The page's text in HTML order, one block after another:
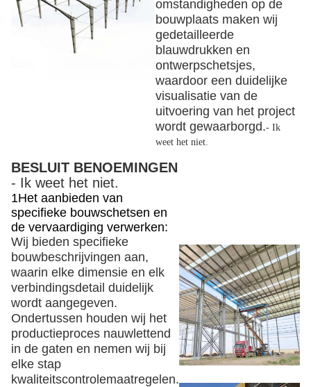
omstandigheden op de
bouwplaats maken wij
gedetailleerde
blauwdrukken en
ontwerpschetsjes,
waardoor een duidelijke
visualisatie van de
uitvoering van het project
wordt gewaarborgd.- Ik
weet het niet.
BESLUIT BENOEMINGEN
- Ik weet het niet.
1Het aanbieden van
specifieke bouwschetsen en
de vervaardiging verwerken:
Wij bieden specifieke
bouwbeschrijvingen aan,
waarin elke dimensie en elk
verbindingsdetail duidelijk
wordt aangegeven.
Ondertussen houden wij het
productieproces nauwlettend
in de gaten en nemen wij bij
elke stap
kwaliteitscontrolemaatregelen.